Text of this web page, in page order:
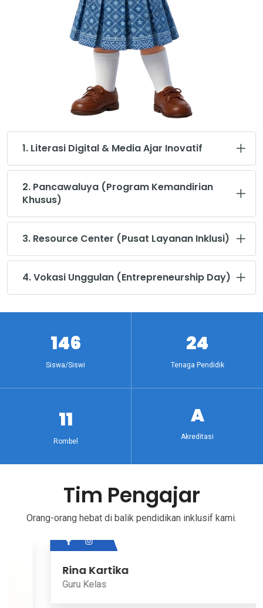
1. Literasi Digital & Media Ajar Inovatif
2. Pancawaluya (Program Kemandirian
Khusus)
3. Resource Center (Pusat Layanan Inklusi)
4. Vokasi Unggulan (Entrepreneurship Day)
186
Siswa/Siswi
30
Tenaga Pendidik
14
Rombel
A
Akreditasi
Tim Pengajar
Orang-orang hebat di balik pendidikan inklusif kami.
Rina Kartika
Guru Kelas